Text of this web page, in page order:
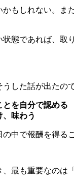
もしれない。ま
態であれば、取
した話が出たの
とを自分で認める
、味わう
中で報酬を得る
最も重要なのは